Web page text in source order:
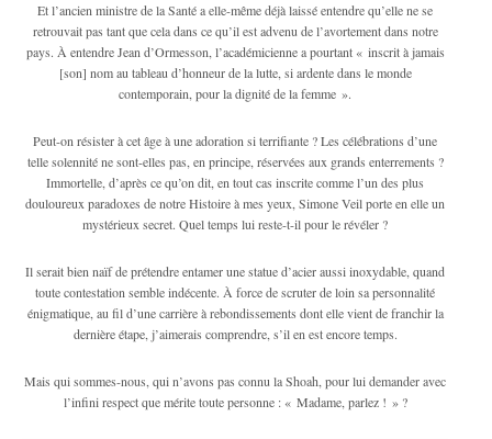
Et l’ancien ministre de la Santé a elle-même déjà laissé entendre qu’elle ne se
retrouvait pas tant que cela dans ce qu’il est advenu de l’avortement dans notre
pays. À entendre Jean d’Ormesson, l’académicienne a pourtant « inscrit à jamais
[son] nom au tableau d’honneur de la lutte, si ardente dans le monde
contemporain, pour la dignité de la femme ».
Peut-on résister à cet âge à une adoration si terrifiante ? Les célébrations d’une
telle solennité ne sont-elles pas, en principe, réservées aux grands enterrements ?
Immortelle, d’après ce qu’on dit, en tout cas inscrite comme l’un des plus
douloureux paradoxes de notre Histoire à mes yeux, Simone Veil porte en elle un
mystérieux secret. Quel temps lui reste-t-il pour le ré­véler ?
Il serait bien naïf de prétendre entamer une statue d’acier aussi inoxydable, quand
toute contestation semble indécente. À force de scruter de loin sa personnalité
énigmatique, au fil d’une carrière à rebondissements dont elle vient de franchir la
dernière étape, j’aimerais comprendre, s’il en est encore temps.
Mais qui sommes-nous, qui n’avons pas connu la Shoah, pour lui demander avec
l’infini respect que mérite toute personne : « Madame, parlez ! » ?